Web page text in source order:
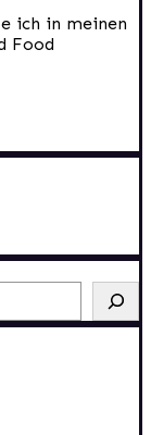
ich in meinen
Food